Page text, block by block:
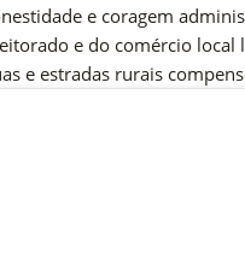
e coragem
e do comércio
e estradas rurais